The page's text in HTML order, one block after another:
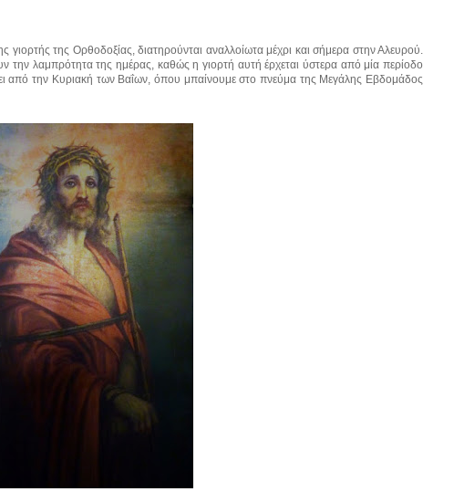
της Ορθοδοξίας, διατηρούνται αναλλοίωτα μέχρι και σήμερα στην Αλευρού.
την λαμπρότητα της ημέρας, καθώς η γιορτή αυτή έρχεται ύστερα από μία περίοδο
από την Κυριακή των Βαΐων, όπου μπαίνουμε στο πνεύμα της Μεγάλης Εβδομάδος